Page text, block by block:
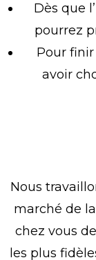
Dès que
pourrez
Pour
avoir
Nous
marché de la
chez vous
les plus